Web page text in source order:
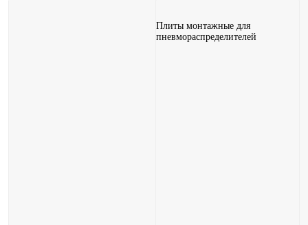
Плиты монтажные для
пневмораспределителей